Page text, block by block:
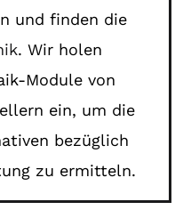
und finden die
. Wir holen
Module von
ein, um die
bezüglich
zu ermitteln.